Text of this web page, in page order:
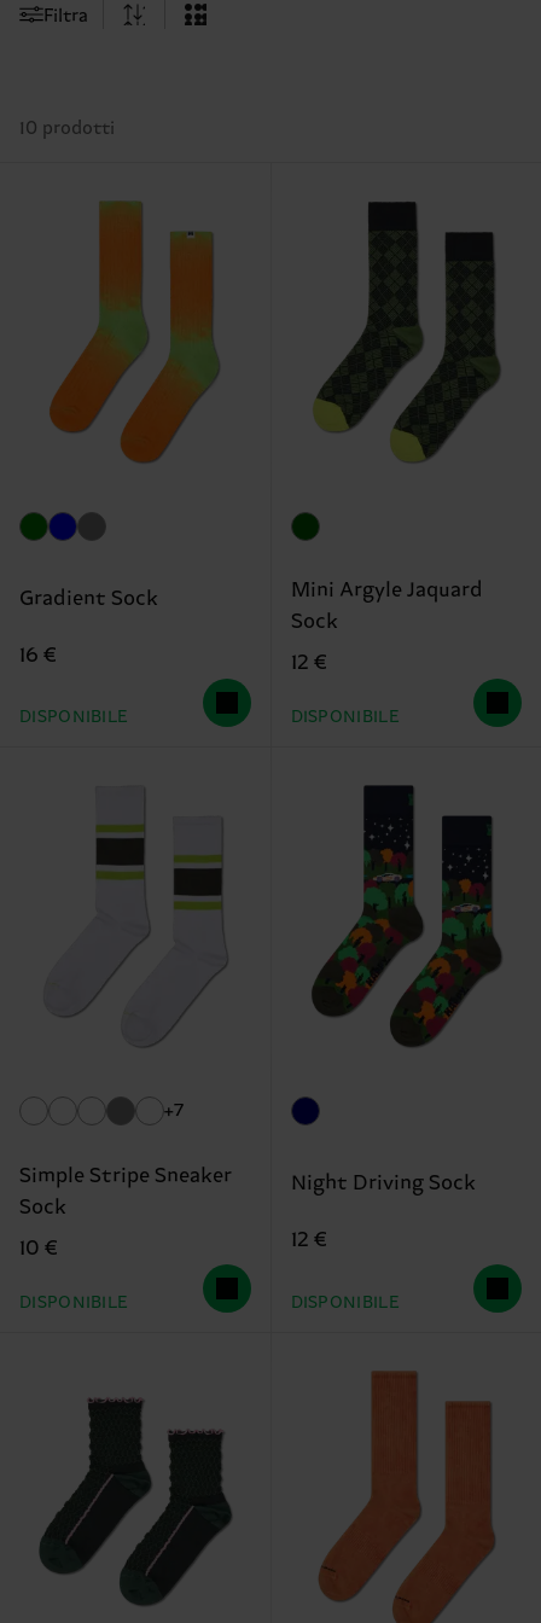
Filtra
10 prodotti
Gradient Sock
16 €
DISPONIBILE
Mini Argyle Jaquard
Sock
12 €
DISPONIBILE
+7
Simple Stripe Sneaker
Sock
10 €
DISPONIBILE
Night Driving Sock
12 €
DISPONIBILE